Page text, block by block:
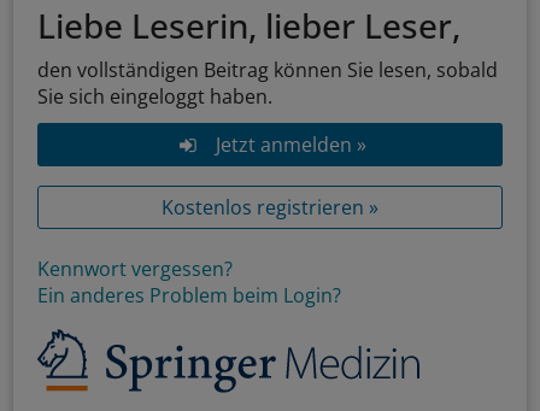
Liebe Leserin, lieber Leser,
den vollständigen Beitrag können Sie lesen, sobald
Sie sich eingeloggt haben.
Jetzt anmelden »
Kostenlos registrieren »
Kennwort vergessen?
Ein anderes Problem beim Login?